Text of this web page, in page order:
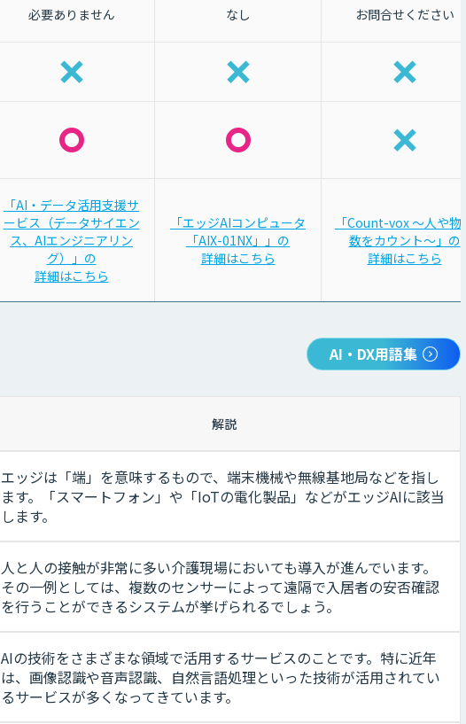
必要ありません なし お問合せください
「AI・データ活用支援サ
ービス（データサイエン
ス、AIエンジニアリン
グ）」の
詳細はこちら
「エッジAIコンピュータ
「AIX-01NX」」の
詳細はこちら
「Count-vox 〜人や物の
数をカウント〜」の
詳細はこちら
AI・DX用語集
解説
エッジは「端」を意味するもので、端末機械や無線基地局などを指し
ます。「スマートフォン」や「IoTの電化製品」などがエッジAIに該当
します。
人と人の接触が非常に多い介護現場においても導入が進んでいます。
その一例としては、複数のセンサーによって遠隔で入居者の安否確認
を行うことができるシステムが挙げられるでしょう。
AIの技術をさまざまな領域で活用するサービスのことです。特に近年
は、画像認識や音声認識、自然言語処理といった技術が活用されてい
るサービスが多くなってきています。